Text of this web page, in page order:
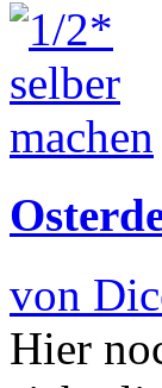
von
Hier